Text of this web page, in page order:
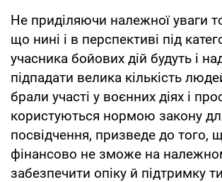
Не приділяючи належної уваги
що нині і в перспективі під
учасника бойових дій будуть і
підпадати велика кількість
брали участі у воєнних діях і
користуються нормою закону
посвідчення, призведе до того,
фінансово не зможе на
забезпечити опіку й підтримку